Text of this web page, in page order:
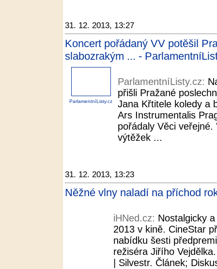
31. 12. 2013, 13:27
Koncert pořádaný VV potěšil
slabozrakým ... -
ParlamentníListy.cz
ParlamentníListy.cz:
přišli Pražané
Jana Křtitele koledy a
Ars Instrumentalis
pořádaly Věci
výtěžek ...
31. 12. 2013, 13:23
Něžné vlny naladí na příchod
iHNed.cz: Nostalgicky
2013 v kině. CineStar
nabídku šesti
režiséra Jiřího
| Silvestr. Článek;